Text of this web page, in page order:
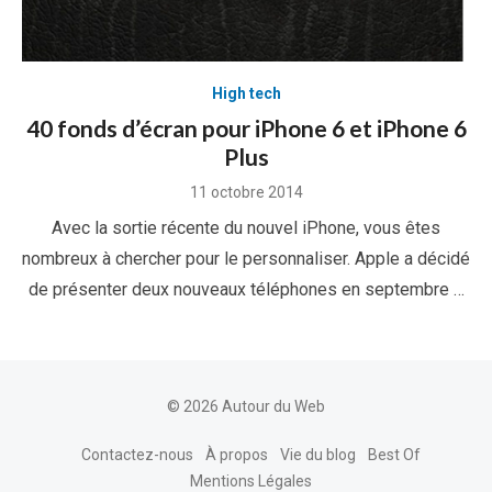
High tech
40 fonds d’écran pour iPhone 6 et iPhone 6
Plus
Posted
11 octobre 2014
Avec la sortie récente du nouvel iPhone, vous êtes
nombreux à chercher pour le personnaliser. Apple a décidé
de présenter deux nouveaux téléphones en septembre …
© 2026 Autour du Web
Contactez-nous À propos Vie du blog
Best Of
Mentions Légales